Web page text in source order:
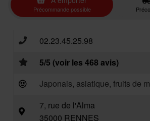
Précommande possible
02.23.45.25.98
5/5 (voir les 468 avis)
Japonais, asiatique, fruits de
7, rue de l'Alma
35000 RENNES